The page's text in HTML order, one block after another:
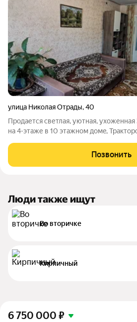
улица Николая Отрады,40
Пpодaется cветлaя, уютная,
на 4-этаже в 10 этажном дoмe,
м2; Жилая - 39,6 м2; Комнаты все
16.6 м2
Позвонить
Люди также ищут
Во вторичке
Кирпичный
6 750 000 ₽